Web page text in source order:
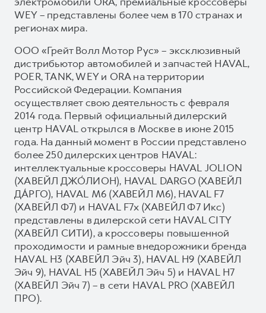
WEY – представлены более чем в 170 странах и
регионах мира.
ООО «Грейт Волл Мотор Рус» – эксклюзивный
дистрибьютор автомобилей и запчастей HAVAL,
POER, TANK, WEY и ORA на территории
Российской Федерации. Компания
осуществляет свою деятельность с февраля
2014 года. Первый официальный дилерский
центр HAVAL открылся в Москве в июне 2015
года. На данный момент в России представлено
более 250 дилерских центров HAVAL:
интеллектуальные кроссоверы HAVAL JOLION
(ХАВЕЙЛ ДЖО́ЛИОН), HAVAL DARGO (ХАВЕЙЛ
ДА́РГО), HAVAL М6 (ХАВЕЙЛ M6), HAVAL F7
(ХАВЕЙЛ Ф7) и HAVAL F7x (ХАВЕЙЛ Ф7 Икс)
представлены в дилерской сети HAVAL CITY
(ХАВЕЙЛ СИТИ), а кроссоверы повышенной
проходимости и рамные внедорожники бренда
HAVAL H3 (ХАВЕЙЛ Эйч 3), HAVAL H9 (ХАВЕЙЛ
Эйч 9), HAVAL H5 (ХАВЕЙЛ Эйч 5) и HAVAL H7
(ХАВЕЙЛ Эйч 7) – в сети HAVAL PRO (ХАВЕЙЛ
ПРО).